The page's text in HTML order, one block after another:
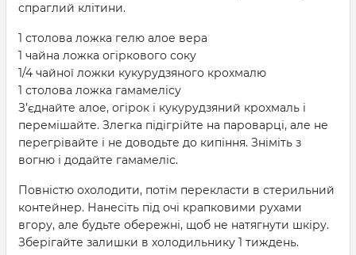
спраглий клітини.
1 столова ложка гелю алое вера
1 чайна ложка огіркового соку
1/4 чайної ложки кукурудзяного крохмалю
1 столова ложка гамамелісу
З’єднайте алое, огірок і кукурудзяний крохмаль і
перемішайте. Злегка підігрійте на пароварці, але не
перегрівайте і не доводьте до кипіння. Зніміть з
вогню і додайте гамамеліс.
Повністю охолодити, потім перекласти в стерильний
контейнер. Нанесіть під очі крапковими рухами
вгору, але будьте обережні, щоб не натягнути шкіру.
Зберігайте залишки в холодильнику 1 тиждень.